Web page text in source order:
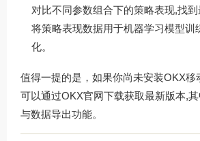
对比不同参数组合下的策略表现,找到
将策略表现数据用于机器学习模型训
化。
值得一提的是，如果你尚未安装OKX移
可以通过OKX官网下载获取最新版本,
与数据导出功能。